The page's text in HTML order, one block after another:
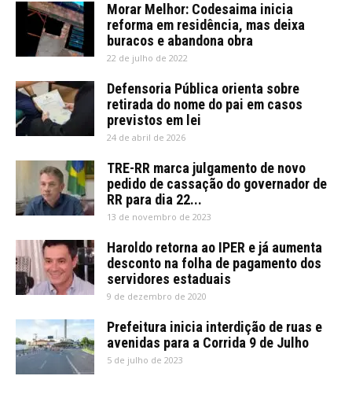
Morar Melhor: Codesaima inicia
reforma em residência, mas deixa
buracos e abandona obra
22 de julho de 2022
Defensoria Pública orienta sobre
retirada do nome do pai em casos
previstos em lei
24 de abril de 2026
TRE-RR marca julgamento de novo
pedido de cassação do governador de
RR para dia 22...
13 de novembro de 2023
Haroldo retorna ao IPER e já aumenta
desconto na folha de pagamento dos
servidores estaduais
9 de dezembro de 2020
Prefeitura inicia interdição de ruas e
avenidas para a Corrida 9 de Julho
5 de julho de 2023